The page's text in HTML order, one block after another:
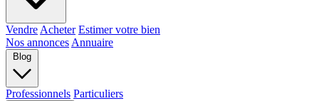
Vendre Acheter Estimer votre bien
Nos annonces Annuaire
Blog
Professionnels Particuliers